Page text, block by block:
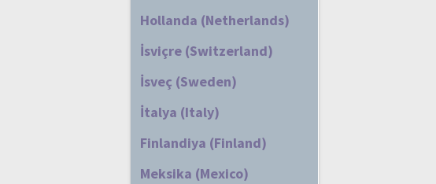
Hollanda (Netherlands)
İsviçre (Switzerland)
İsveç (Sweden)
İtalya (Italy)
Finlandiya (Finland)
Meksika (Mexico)